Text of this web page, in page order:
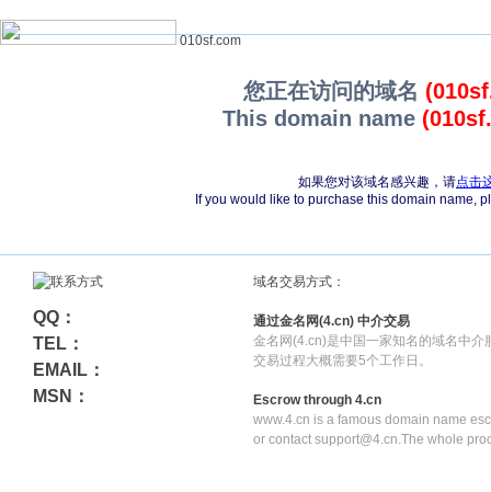
010sf.com
您正在访问的域名
This domain name
如果您对该域名感兴趣，请点击
If you would like to purchase this domain name,
QQ：
TEL：
EMAIL：
MSN：
域名交易方式：
通过金名网(4.cn) 中介交易
金名网(4.cn)是中国一家知名的域名中介
交易过程大概需要5个工作日。
Escrow through 4.cn
www.4.cn is a famous domain name
or contact support@4.cn.The whole